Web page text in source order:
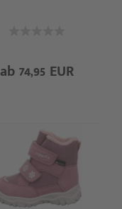
ab 74,95 EUR